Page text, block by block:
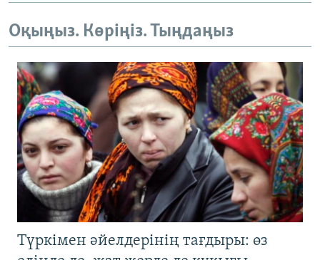
Оқыңыз. Көріңіз. Тыңдаңыз
Түркімен әйелдерінің тағдыры: өз